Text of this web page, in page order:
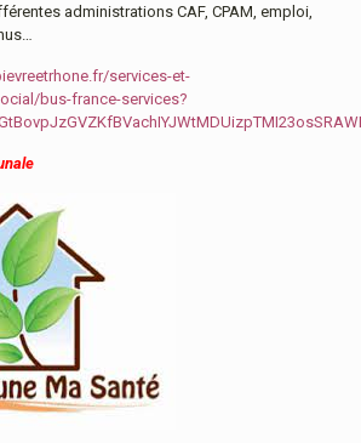
administrations CAF, CPAM, emploi,
services-et-
bus-france-services?